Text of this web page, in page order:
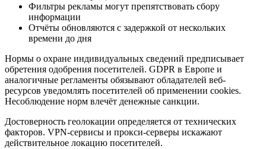
Фильтры рекламы могут препятствовать сбору
информации
Отчёты обновляются с задержкой от нескольких
времени до дня
Нормы о охране индивидуальных сведений предписывает
обретения одобрения посетителей. GDPR в Европе и
аналогичные регламенты обязывают обладателей веб-
ресурсов уведомлять посетителей об применении cookies.
Несоблюдение норм влечёт денежные санкции.
Достоверность геолокации определяется от технических
факторов. VPN-сервисы и прокси-серверы искажают
действительное локацию посетителей.